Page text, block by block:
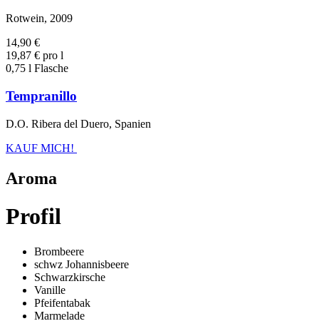
Rotwein, 2009
14,90 €
19,87 € pro l
0,75 l Flasche
Tempranillo
D.O. Ribera del Duero, Spanien
KAUF MICH!
Aroma
Profil
Brombeere
schwz Johannisbeere
Schwarzkirsche
Vanille
Pfeifentabak
Marmelade